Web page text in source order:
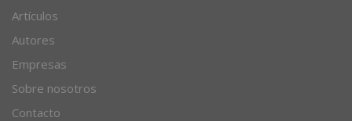
Artículos
Autores
Empresas
Sobre nosotros
Contacto